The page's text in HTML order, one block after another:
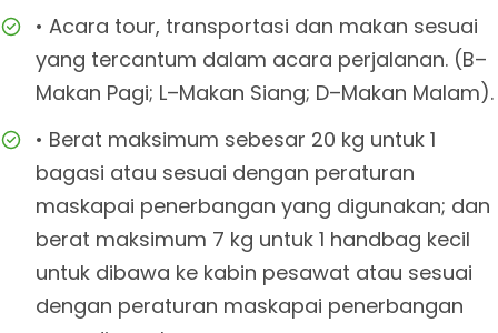
• Acara tour, transportasi dan makan sesuai
yang tercantum dalam acara perjalanan. (B–
Makan Pagi; L–Makan Siang; D–Makan Malam).
• Berat maksimum sebesar 20 kg untuk 1
bagasi atau sesuai dengan peraturan
maskapai penerbangan yang digunakan; dan
berat maksimum 7 kg untuk 1 handbag kecil
untuk dibawa ke kabin pesawat atau sesuai
dengan peraturan maskapai penerbangan